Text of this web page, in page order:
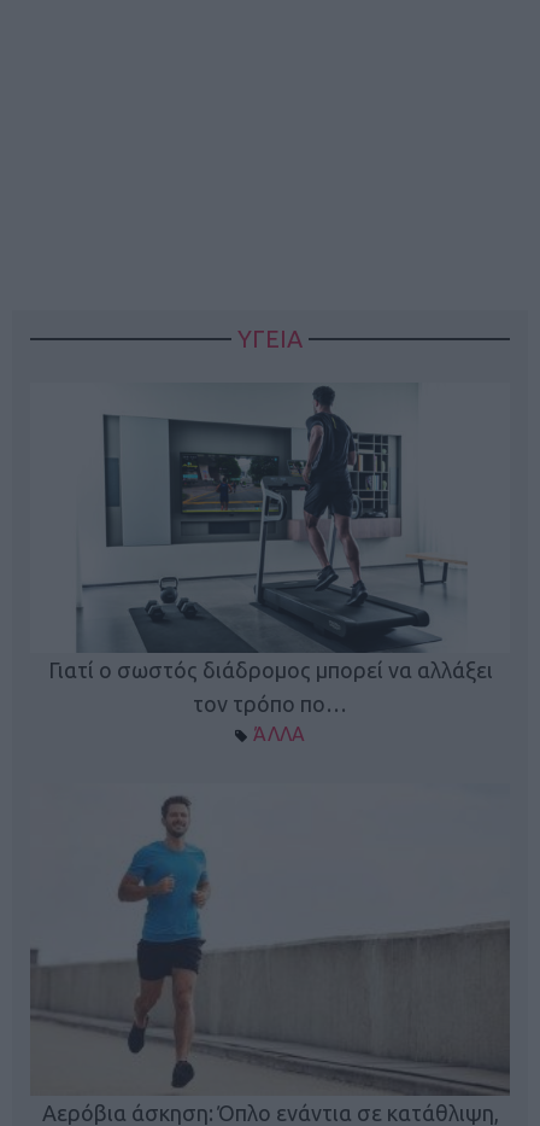
ΥΓΕΙΑ
Γιατί ο σωστός διάδρομος μπορεί να αλλάξει
τον τρόπο πο…
ΆΛΛΑ
Αερόβια άσκηση: Όπλο ενάντια σε κατάθλιψη,